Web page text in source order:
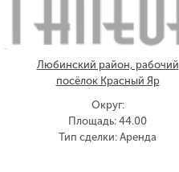
Любинский район, рабочий
посёлок Красный Яр
Округ:
Площадь: 44.00
Тип сделки: Аренда